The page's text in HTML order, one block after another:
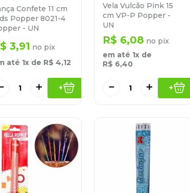
Confete 11 cm
Popper 8021-4
- UN
3,91 no pix
até 1x de R$ 4,12
＋ +
Vela Vulcão Pink 15
cm VP-P Popper -
UN
R$ 6,08 no pix
em até 1x de
R$ 6,40
＋
－ +